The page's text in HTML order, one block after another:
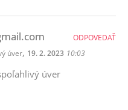
úver, 19. 2. 2023 10:03
úver
ODPOVEDAŤ